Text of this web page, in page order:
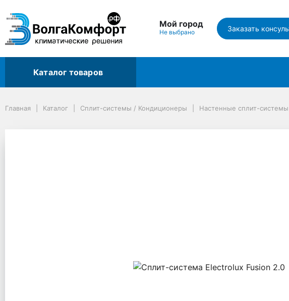
Мой город
Не выбрано Заказать
Каталог товаров
Настенные сплит-системы
Сплит-система Electrolux Fusion 2.0
Главная Каталог Сплит-системы / Кондиционеры Настенные сплит-системы